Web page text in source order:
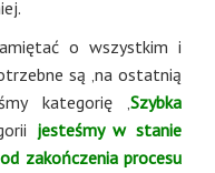
o wszystkim i
są ‚na ostatnią
kategorię ‚Szybka
jesteśmy w stanie
zakończenia procesu